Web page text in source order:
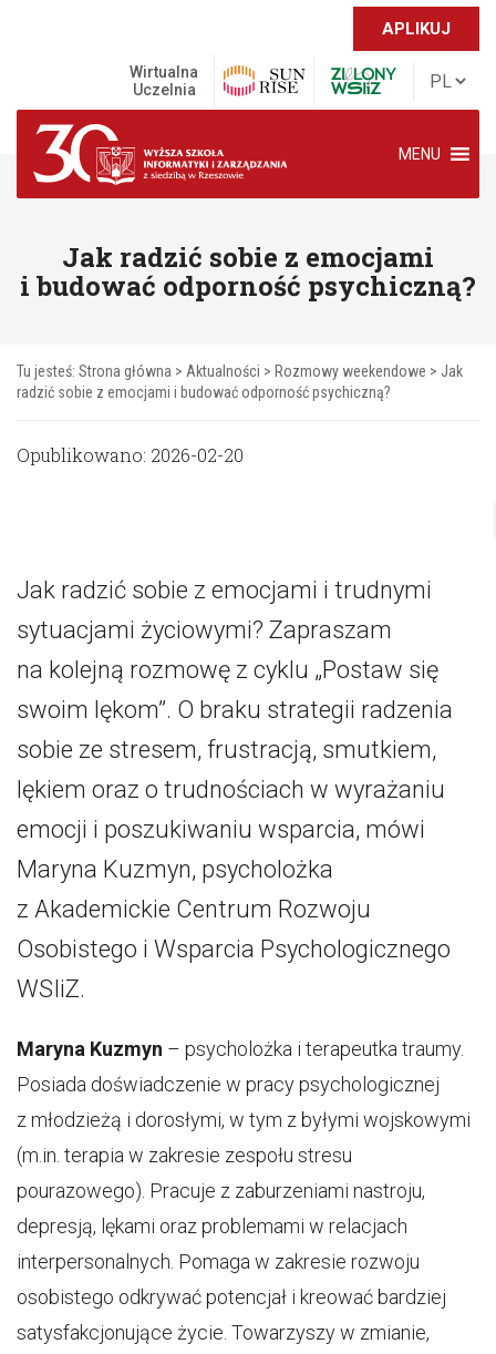
APLIKUJ
Wirtualna
Uczelnia
MENU
Jak radzić sobie z emocjami
i budować odporność psychiczną?
Tu jesteś: Strona główna > Aktualności > Rozmowy weekendowe > Jak
radzić sobie z emocjami i budować odporność psychiczną?
Opublikowano: 2026-02-20
Jak radzić sobie z emocjami i trudnymi
sytuacjami życiowymi? Zapraszam
na kolejną rozmowę z cyklu „Postaw się
swoim lękom”. O braku strategii radzenia
sobie ze stresem, frustracją, smutkiem,
lękiem oraz o trudnościach w wyrażaniu
emocji i poszukiwaniu wsparcia, mówi
Maryna Kuzmyn, psycholożka
z Akademickie Centrum Rozwoju
Osobistego i Wsparcia Psychologicznego
WSIiZ.
Maryna Kuzmyn – psycholożka i terapeutka traumy.
Posiada doświadczenie w pracy psychologicznej
z młodzieżą i dorosłymi, w tym z byłymi wojskowymi
(m.in. terapia w zakresie zespołu stresu
pourazowego). Pracuje z zaburzeniami nastroju,
depresją, lękami oraz problemami w relacjach
interpersonalnych. Pomaga w zakresie rozwoju
osobistego odkrywać potencjał i kreować bardziej
satysfakcjonujące życie. Towarzyszy w zmianie,